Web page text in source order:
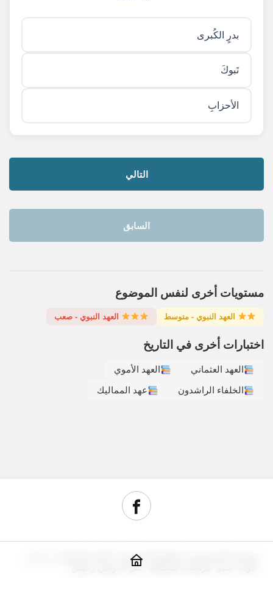
بدرٍ الكُبرى
تَبوكَ
الأحزابِ
السابق
التالي
مستويات أخرى لنفس الموضوع
العهد النبوي - متوسط العهد النبوي - صعب
اختبارات أخرى في التاريخ
العهد العثماني
العهد الأموي
الخلفاء الراشدون
عهد المماليك
اتفاقية الاستخدام
شراء دومين رخيص